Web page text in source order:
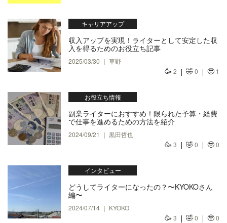
キャリアアップ
収入アップを実現！ライターとして安定した収
入を得るためのお役立ち記事
2025/03/30 ｜ 草野
🥳 2 🤣0 🥹 1
お役立ち情報
副業ライターにおすすめ！限られた予算・経費
で仕事を進めるための方法を紹介
2024/09/21 ｜ 黒田哲也
🥳 3 🤣0 🥹0
インタビュー
どうしてライターになったの？〜KYOKOさん
編〜
2024/07/14 ｜ KYOKO
🥳 3 🤣0 🥹0